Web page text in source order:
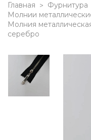
Главная > Фурнитура
Молнии
молния металлическая неразъемная 60 см, черный-
серебро